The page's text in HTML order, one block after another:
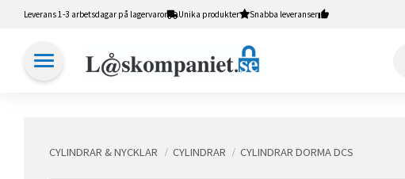
Leverans 1-3 arbetsdagar på lagervaror Unika produkter Snabba leveranser
CYLINDRAR & NYCKLAR CYLINDRAR CYLINDRAR DORMA DCS